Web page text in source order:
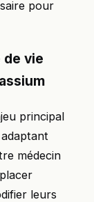
pour
de vie
principal
médecin
leurs